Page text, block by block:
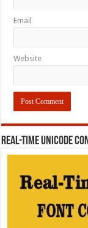
Email
Website
REAL-TIME UNICODE